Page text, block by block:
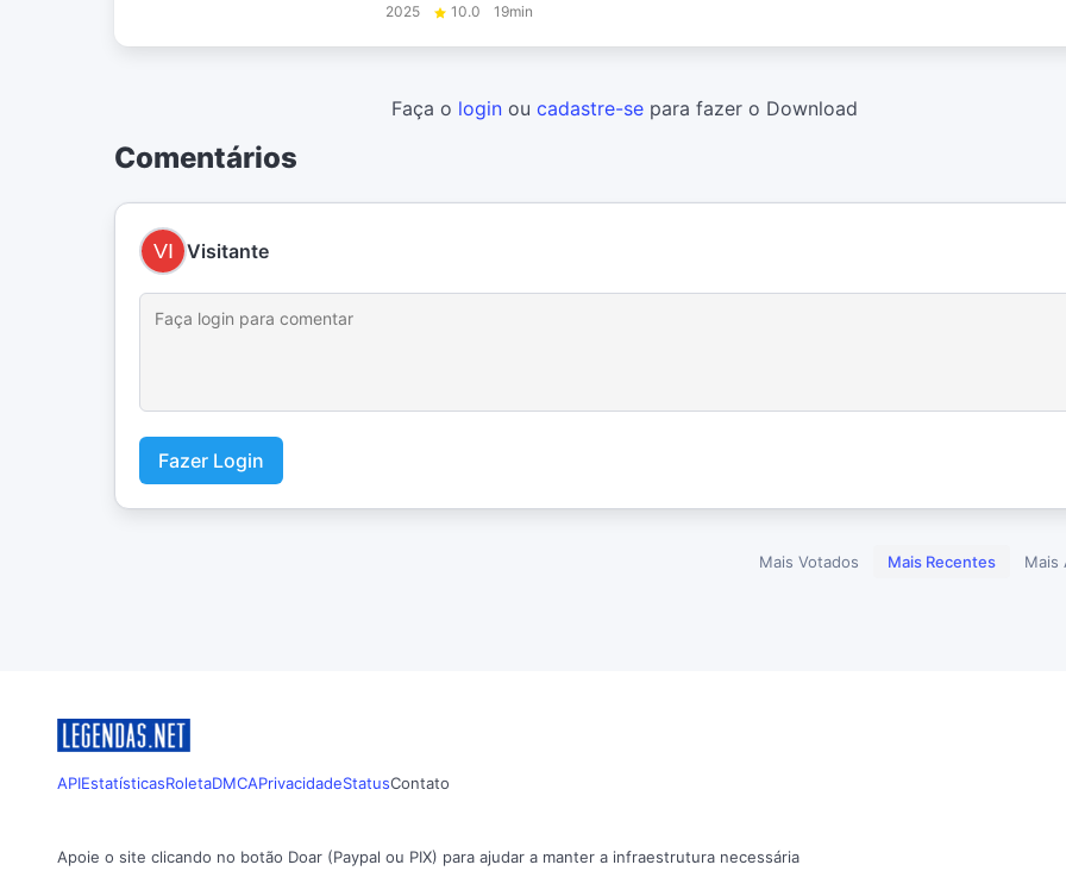
2025
10.0 19min
Faça o login ou cadastre-se para fazer o Download
Comentários
Visitante
Fazer Login
Mais Votados Mais Recentes Mais
APIEstatísticasRoletaDMCAPrivacidadeStatusContato
Apoie o site clicando no botão Doar (Paypal ou PIX) para ajudar a manter a infraestrutura necessária